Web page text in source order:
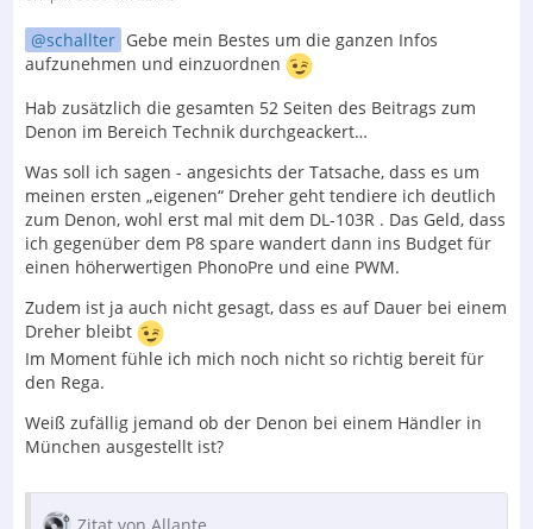
schallter Gebe mein Bestes um die ganzen Infos
aufzunehmen und einzuordnen
Hab zusätzlich die gesamten 52 Seiten des Beitrags zum
Denon im Bereich Technik durchgeackert…
Was soll ich sagen - angesichts der Tatsache, dass es um
meinen ersten „eigenen“ Dreher geht tendiere ich deutlich
zum Denon, wohl erst mal mit dem DL-103R . Das Geld, dass
ich gegenüber dem P8 spare wandert dann ins Budget für
einen höherwertigen PhonoPre und eine PWM.
Zudem ist ja auch nicht gesagt, dass es auf Dauer bei einem
Dreher bleibt
Im Moment fühle ich mich noch nicht so richtig bereit für
den Rega.
Weiß zufällig jemand ob der Denon bei einem Händler in
München ausgestellt ist?
Zitat von Allante